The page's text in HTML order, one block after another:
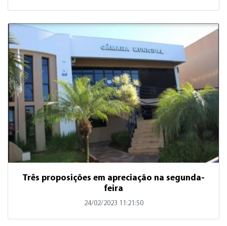
Três proposições em apreciação na segunda-
feira
24/02/2023 11:21:50